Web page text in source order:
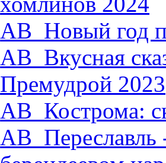
АВ_Новый год
АВ_Вкусная
Премудрой 2023
АВ_Кострома:
АВ_Переславль